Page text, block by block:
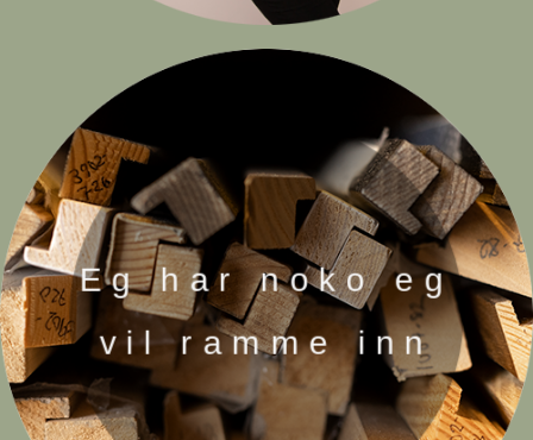
Eg har noko eg
vil ramme inn